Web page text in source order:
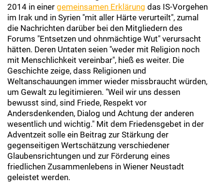
2014 in einer gemeinsamen Erklärung das IS-Vorgehen
im Irak und in Syrien "mit aller Härte verurteilt", zumal
die Nachrichten darüber bei den Mitgliedern des
Forums "Entsetzen und ohnmächtige Wut" verursacht
hätten. Deren Untaten seien "weder mit Religion noch
mit Menschlichkeit vereinbar", hieß es weiter. Die
Geschichte zeige, dass Religionen und
Weltanschauungen immer wieder missbraucht würden,
um Gewalt zu legitimieren. "Weil wir uns dessen
bewusst sind, sind Friede, Respekt vor
Andersdenkenden, Dialog und Achtung der anderen
wesentlich und wichtig." Mit dem Friedensgebet in der
Adventzeit solle ein Beitrag zur Stärkung der
gegenseitigen Wertschätzung verschiedener
Glaubensrichtungen und zur Förderung eines
friedlichen Zusammenlebens in Wiener Neustadt
geleistet werden.